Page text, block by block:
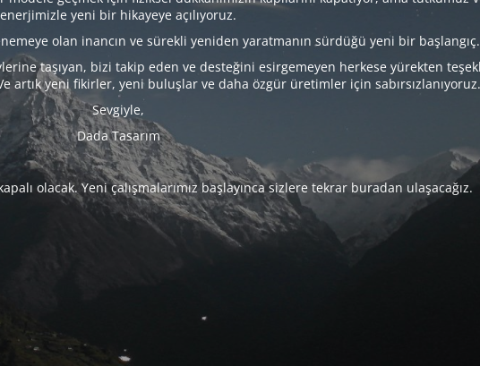
enerjimizle yeni bir hikayeye açılıyoruz.
olan inancın ve sürekli yeniden yaratmanın sürdüğü yeni bir başlangıç.
taşıyan, bizi takip eden ve desteğini esirgemeyen herkese yürekten
artık yeni fikirler, yeni buluşlar ve daha özgür üretimler için sabırsızlanıyoruz.
Sevgiyle,
Dada Tasarım
olacak. Yeni çalışmalarımız başlayınca sizlere tekrar buradan ulaşacağız.